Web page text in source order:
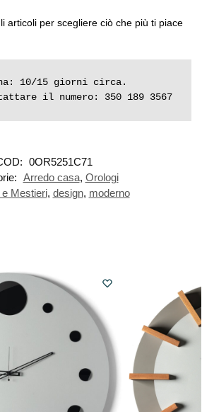
articoli per scegliere ciò che più ti piace
10/15 giorni circa.
il numero: 350 189 3567
0OR5251C71
Arredo casa, Orologi
Mestieri, design, moderno